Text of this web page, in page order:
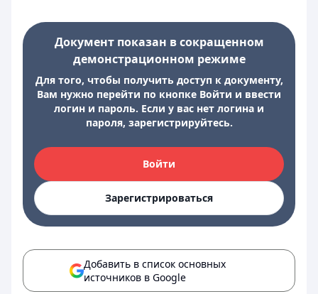
Документ показан в сокращенном
демонстрационном режиме
Для того, чтобы получить доступ к документу,
Вам нужно перейти по кнопке Войти и ввести
логин и пароль. Если у вас нет логина и
пароля, зарегистрируйтесь.
Войти
Зарегистрироваться
Добавить в список основных
источников в Google